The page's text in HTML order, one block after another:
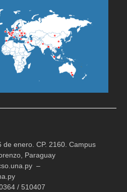
de enero. CP. 2160. Campus
Paraguay
–
/ 510407